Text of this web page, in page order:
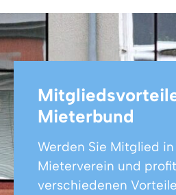
Mieterbund
Werden Sie Mitglied
Mieterverein und
verschiedenen